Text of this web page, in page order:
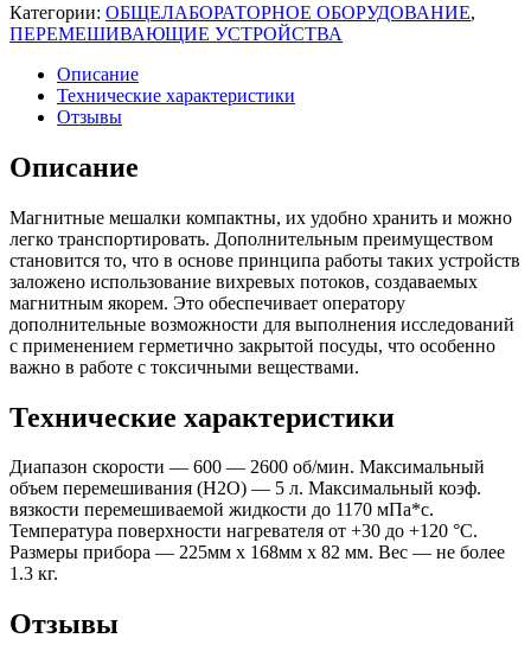
Категории: ОБЩЕЛАБОРАТОРНОЕ ОБОРУДОВАНИЕ,
ПЕРЕМЕШИВАЮЩИЕ УСТРОЙСТВА
Описание
Технические характеристики
Отзывы
Описание
Магнитные мешалки компактны, их удобно хранить и можно
легко транспортировать. Дополнительным преимуществом
становится то, что в основе принципа работы таких устройств
заложено использование вихревых потоков, создаваемых
магнитным якорем. Это обеспечивает оператору
дополнительные возможности для выполнения исследований
с применением герметично закрытой посуды, что особенно
важно в работе с токсичными веществами.
Технические характеристики
Диапазон скорости — 600 — 2600 об/мин. Максимальный
объем перемешивания (Н2О) — 5 л. Максимальный коэф.
вязкости перемешиваемой жидкости до 1170 мПа*с.
Температура поверхности нагревателя от +30 до +120 °C.
Размеры прибора — 225мм x 168мм x 82 мм. Вес — не более
1.3 кг.
Отзывы